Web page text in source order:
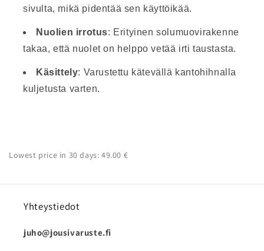
sivulta, mikä pidentää sen käyttöikää.
Nuolien irrotus: Erityinen solumuovirakenne
takaa, että nuolet on helppo vetää irti taustasta.
Käsittely: Varustettu kätevällä kantohihnalla
kuljetusta varten.
Lowest price in 30 days: 49.00 €
Yhteystiedot
juho@jousivaruste.fi